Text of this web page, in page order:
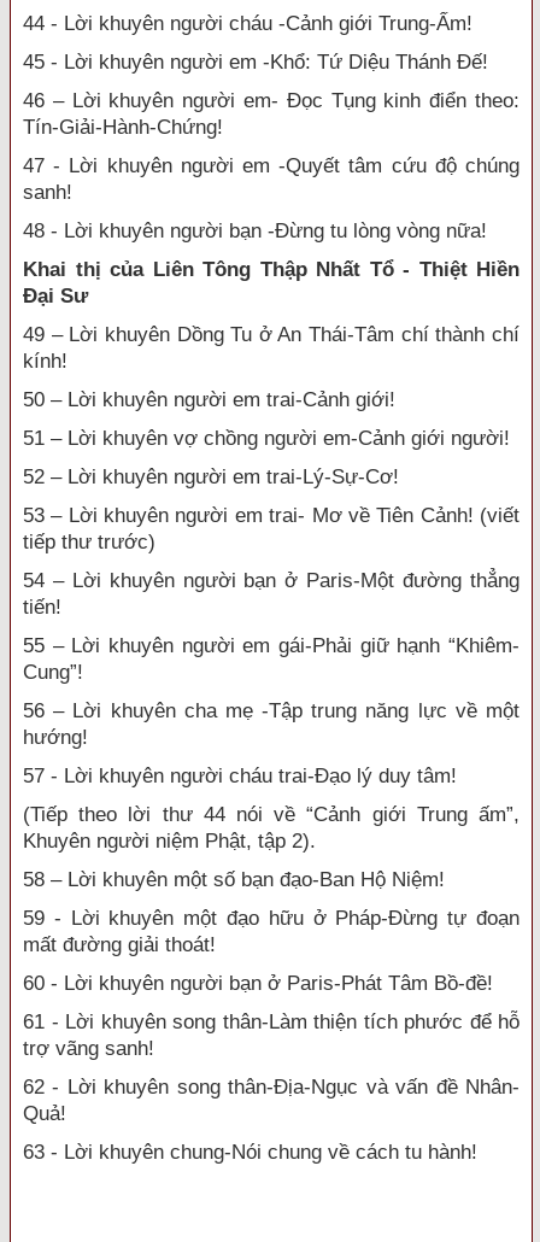
44 - Lời khuyên người cháu -Cảnh giới Trung-Ấm!
45 - Lời khuyên người em -Khổ: Tứ Diệu Thánh Đế!
46 – Lời khuyên người em- Đọc Tụng kinh điển theo:
Tín-Giải-Hành-Chứng!
47 - Lời khuyên người em -Quyết tâm cứu độ chúng
sanh!
48 - Lời khuyên người bạn -Đừng tu lòng vòng nữa!
Khai thị của Liên Tông Thập Nhất Tổ - Thiệt Hiền
Đại Sư
49 – Lời khuyên Dồng Tu ở An Thái-Tâm chí thành chí
kính!
50 – Lời khuyên người em trai-Cảnh giới!
51 – Lời khuyên vợ chồng người em-Cảnh giới người!
52 – Lời khuyên người em trai-Lý-Sự-Cơ!
53 – Lời khuyên người em trai- Mơ về Tiên Cảnh! (viết
tiếp thư trước)
54 – Lời khuyên người bạn ở Paris-Một đường thẳng
tiến!
55 – Lời khuyên người em gái-Phải giữ hạnh “Khiêm-
Cung”!
56 – Lời khuyên cha mẹ -Tập trung năng lực về một
hướng!
57 - Lời khuyên người cháu trai-Đạo lý duy tâm!
(Tiếp theo lời thư 44 nói về “Cảnh giới Trung ấm”,
Khuyên người niệm Phật, tập 2).
58 – Lời khuyên một số bạn đạo-Ban Hộ Niệm!
59 - Lời khuyên một đạo hữu ở Pháp-Đừng tự đoạn
mất đường giải thoát!
60 - Lời khuyên người bạn ở Paris-Phát Tâm Bồ-đề!
61 - Lời khuyên song thân-Làm thiện tích phước để hỗ
trợ vãng sanh!
62 - Lời khuyên song thân-Địa-Ngục và vấn đề Nhân-
Quả!
63 - Lời khuyên chung-Nói chung về cách tu hành!